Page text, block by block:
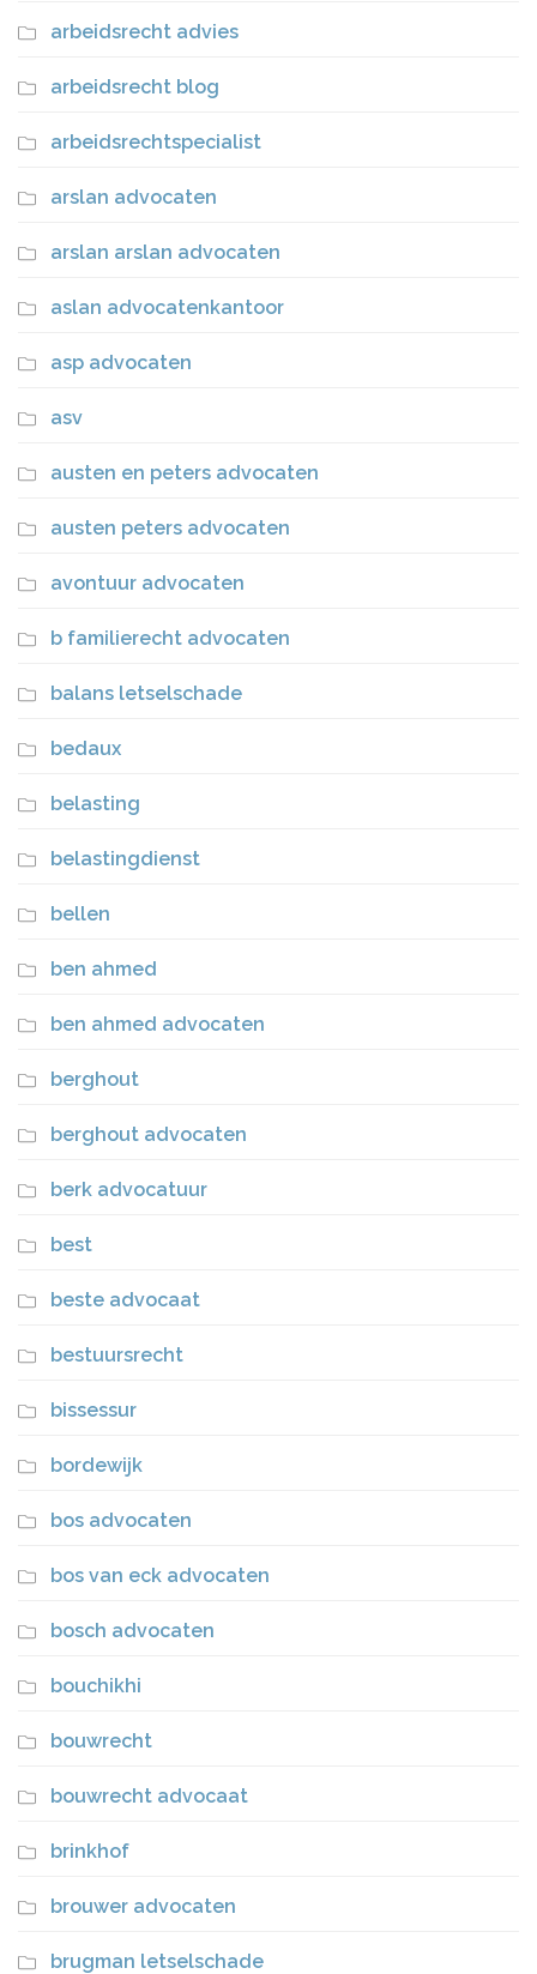
arbeidsrecht advies
arbeidsrecht blog
arbeidsrechtspecialist
arslan advocaten
arslan arslan advocaten
aslan advocatenkantoor
asp advocaten
asv
austen en peters advocaten
austen peters advocaten
avontuur advocaten
b familierecht advocaten
balans letselschade
bedaux
belasting
belastingdienst
bellen
ben ahmed
ben ahmed advocaten
berghout
berghout advocaten
berk advocatuur
best
beste advocaat
bestuursrecht
bissessur
bordewijk
bos advocaten
bos van eck advocaten
bosch advocaten
bouchikhi
bouwrecht
bouwrecht advocaat
brinkhof
brouwer advocaten
brugman letselschade